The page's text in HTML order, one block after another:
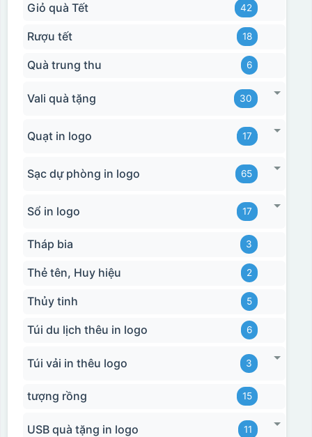
Giỏ quà Tết 42
Rượu tết 18
Quà trung thu 6
Vali quà tặng 30
Quạt in logo 17
Sạc dự phòng in logo 65
Sổ in logo 17
Tháp bia 3
Thẻ tên, Huy hiệu 2
Thủy tinh 5
Túi du lịch thêu in logo 6
Túi vải in thêu logo 3
tượng rồng 15
USB quà tặng in logo 11